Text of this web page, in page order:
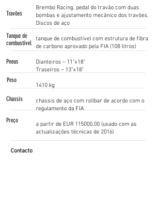
Brembo Racing, pedal do travão com duas
bombas e ajustamento mecânico dos travões.
Discos de aço
tanque de combustível com estrutura de fibra
de carbono aprovado pela FIA (108 litros)
Dianteiros – 11”x18”
Traseiros – 13”x18”
1410 kg
chassis de aço com rollbar de acordo com o
regulamento da FIA
a partir de EUR 115000,00 (usado com as
actualizações técnicas de 2016)
Travões
Tanque de
combustível
Pneus
Peso
Chassis
Preço
Contacto